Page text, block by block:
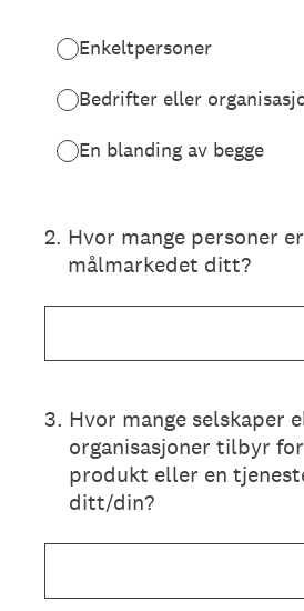
Enkeltpersoner
Bedrifter eller
En blanding av begge
2. Hvor mange personer
målmarkedet ditt?
3. Hvor mange selskaper
organisasjoner tilbyr
produkt eller en
ditt/din?